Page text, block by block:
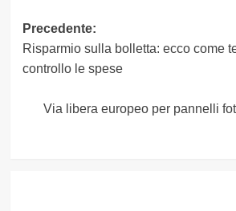
Navigazione
articolo
Precedente:
Risparmio sulla bolletta: ecco come
controllo le spese
Via libera europeo per pannelli